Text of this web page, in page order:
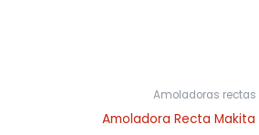
Amoladoras rectas
Amoladora Recta Makita